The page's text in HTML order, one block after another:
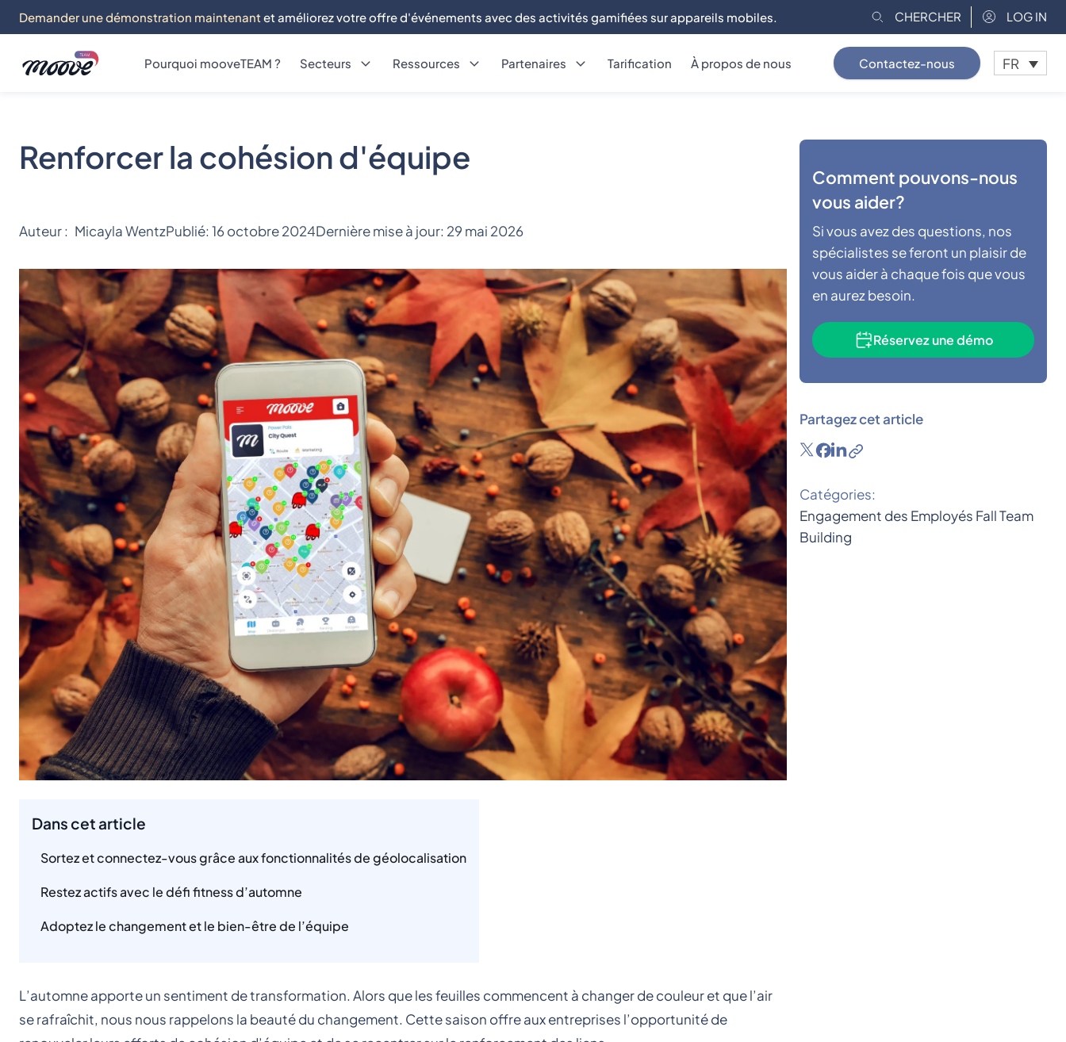
Demander une démonstration maintenant et améliorez votre offre d'événements avec des activités gamifiées sur appareils mobiles. CHERCHER LOG IN
Pourquoi mooveTEAM ? Secteurs Ressources Partenaires Tarification À propos de nous Contactez-nous FR
Renforcer la cohésion d'équipe
Auteur : Micayla WentzPublié: 16 octobre 2024Dernière mise à jour: 29 mai 2026
Dans cet article
Sortez et connectez-vous grâce aux fonctionnalités de géolocalisation
Restez actifs avec le défi fitness d’automne
Adoptez le changement et le bien-être de l’équipe
L’automne apporte un sentiment de transformation. Alors que les feuilles commencent à changer de couleur et que l’air
se rafraîchit, nous nous rappelons la beauté du changement. Cette saison offre aux entreprises l’opportunité de
Comment pouvons-nous
vous aider?
Si vous avez des questions, nos
spécialistes se feront un plaisir de
vous aider à chaque fois que vous
en aurez besoin.
Réservez une démo
Partagez cet article
Catégories:
Engagement des Employés FallTeam
Building